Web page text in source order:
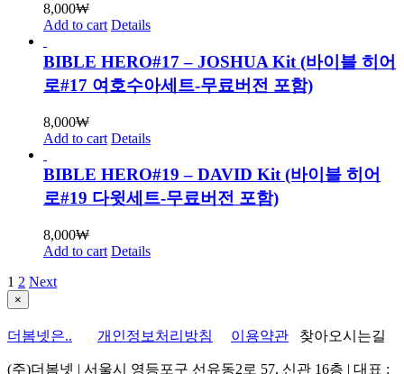
8,000₩
Add to cart Details
BIBLE HERO#17 – JOSHUA Kit (바이블 히어
로#17 여호수아세트-무료버전 포함)
8,000₩
Add to cart Details
BIBLE HERO#19 – DAVID Kit (바이블 히어
로#19 다윗세트-무료버전 포함)
8,000₩
Add to cart Details
1 2 Next
Close
product
view
×
더봄넷은.. 개인정보처리방침 이용약관 찾아오시는길
(주)더봄넷 | 서울시 영등포구 선유동2로 57, 신관 16층 | 대표 :